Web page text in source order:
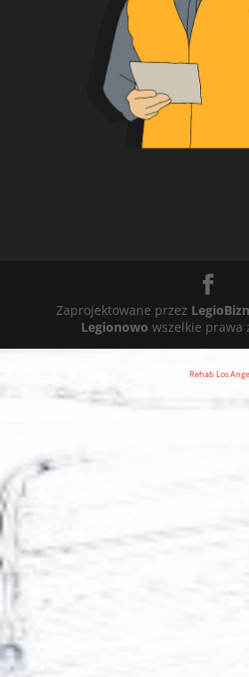
Zaprojektowane przez
Legionowo wszelkie prawa
Rehab Los